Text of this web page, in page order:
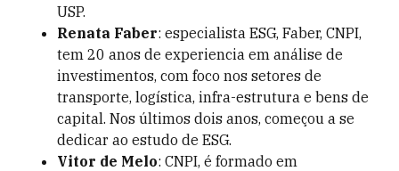
USP.
Renata Faber: especialista ESG, Faber, CNPI,
tem 20 anos de experiencia em análise de
investimentos, com foco nos setores de
transporte, logística, infra-estrutura e bens de
capital. Nos últimos dois anos, começou a se
dedicar ao estudo de ESG.
Vitor de Melo: CNPI, é formado em